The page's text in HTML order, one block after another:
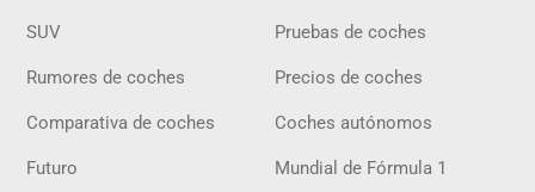
SUV Pruebas de coches
Rumores de coches Precios de coches
Comparativa de coches Coches autónomos
Futuro Mundial de Fórmula 1